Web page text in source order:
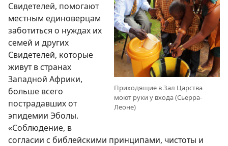
Приходящие в Зал Царства
моют руки у входа (Сьерра-
Леоне)
Свидетелей, помогают
местным единоверцам
заботиться о нуждах их
семей и других
Свидетелей, которые
живут в странах
Западной Африки,
больше всего
пострадавших от
эпидемии Эболы.
«Соблюдение, в
согласии с библейскими принципами, чистоты и